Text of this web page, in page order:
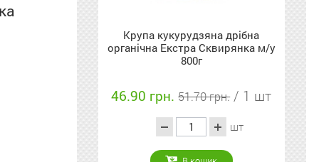
Крупа кукурудзяна дрібна
органічна Екстра Сквирянка м/у
800г
46.90 грн.51.70 грн. / 1 шт
шт